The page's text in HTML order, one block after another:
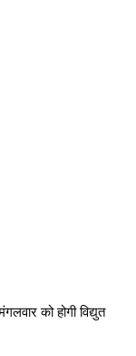
को होगी विद्युत